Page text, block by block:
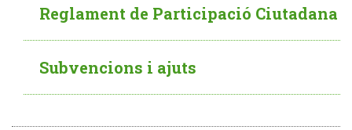
Reglament de Participació Ciutadana
Subvencions i ajuts